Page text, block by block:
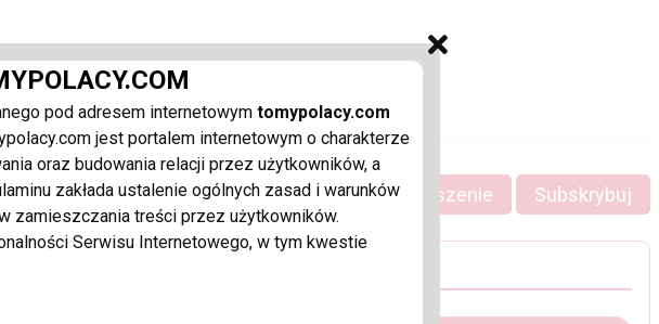
pod adresem internetowym tomypolacy.com
jest portalem internetowym o charakterze
oraz budowania relacji przez użytkowników, a
zakłada ustalenie ogólnych zasad i warunków
zamieszczania treści przez użytkowników.
Serwisu Internetowego, w tym kwestie
Dodaj ogłoszenie Subskrybuj